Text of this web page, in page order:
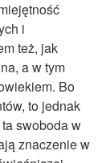
i
też, jak
a w tym
Bo
to jednak
swoboda w
znaczenie w